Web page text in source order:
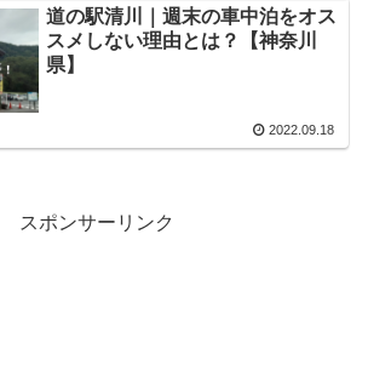
道の駅清川｜週末の車中泊をオス
スメしない理由とは？【神奈川
県】
2022.09.18
スポンサーリンク